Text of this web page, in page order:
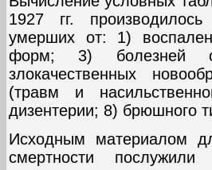
1927 гг.
умерших от: 1)
форм; 3) болезней
злокачественных
(травм и
дизентерии; 8) брюшного
Исходным материалом
смертности